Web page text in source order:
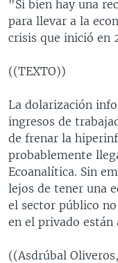
"Si bien hay una
para llevar a la
crisis que inició en
((TEXTO))
La dolarización
ingresos de
de frenar la
probablemente
Ecoanalítica. Sin
lejos de tener una
el sector público
en el privado están
((Asdrúbal